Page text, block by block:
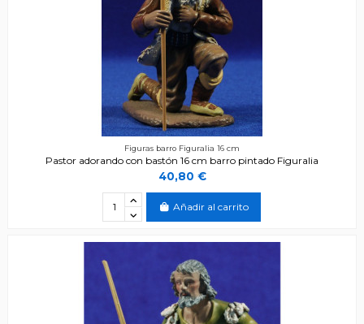
Figuras barro Figuralia 16 cm
Pastor adorando con bastón 16 cm barro pintado Figuralia
40,80 €
Añadir al carrito